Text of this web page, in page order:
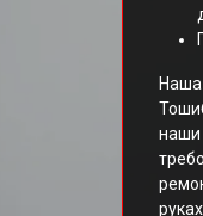
Наша
наши
руках.